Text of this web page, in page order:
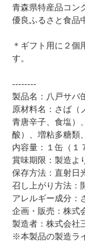
青森県特産品コン
優良ふるさと食品
＊ギフト用に２個
す。
--------
製品名：八戸サバ
原材料名：さば（
青唐辛子、食塩）
酸）、増粘多糖類
内容量：１缶（１
賞味期限：製造よ
保存方法：直射日
召し上がり方法：
アレルギー成分：
企画・販売：株式
製造者：株式会社
※本製品の製造ラ